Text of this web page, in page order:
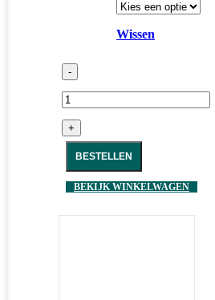
Wissen
-
+
BESTELLEN
BEKIJK WINKELWAGEN